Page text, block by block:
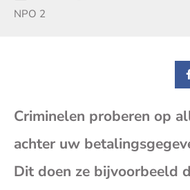
Zender:
NPO 2
Criminelen proberen op
achter uw
Dit doen ze bijvoorbeeld